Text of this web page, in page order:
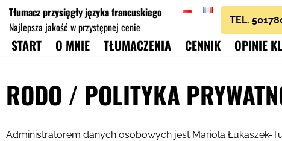
Przejdź
do
Tłumacz przysięgły języka francuskiego
Najlepsza jakość w przystępnej cenie
TEL.
START O MNIE TŁUMACZENIA CENNIK OPINIE
RODO / POLITYKA
Administratorem danych osobowych jest Mariola Łukaszek-